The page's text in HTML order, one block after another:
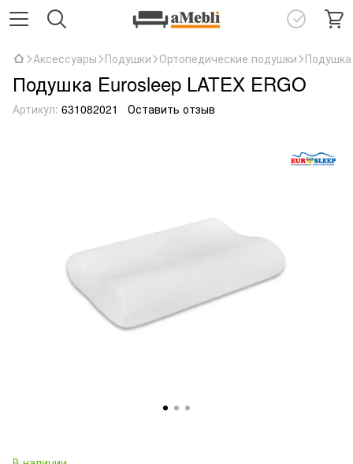
Аксессуары Подушки Ортопедические подушки Подушка
Подушка Eurosleep LATEX ERGO
Артикул: 631082021 Оставить отзыв